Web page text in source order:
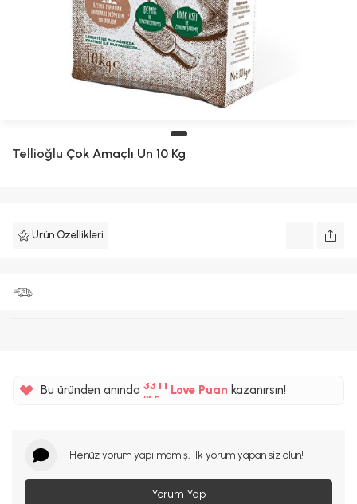
Tellioğlu Çok Amaçlı Un 10 Kg
Ürün Özellikleri
Bu üründen anında %5Love Puankazanırsın!
Henüz yorum yapılmamış, ilk yorum yapan siz olun!
Yorum Yap